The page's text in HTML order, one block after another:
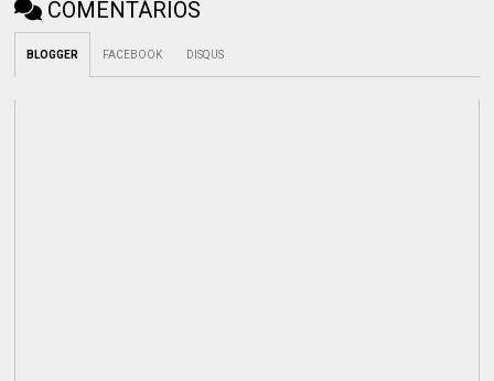
COMENTÁRIOS
BLOGGER FACEBOOK DISQUS